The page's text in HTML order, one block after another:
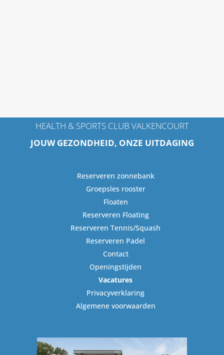
HEALTH & SPORTS CLUB VALKENCOURT
JOUW GEZONDHEID, ONZE UITDAGING
Reserveren zonnebank
Groepsles rooster
Floaten
Reserveren Floating
Reserveren Tennis/Squash
Reserveren Padel
Contact
Openingstijden
Vacatures
Privacyverklaring
Algemene voorwaarden